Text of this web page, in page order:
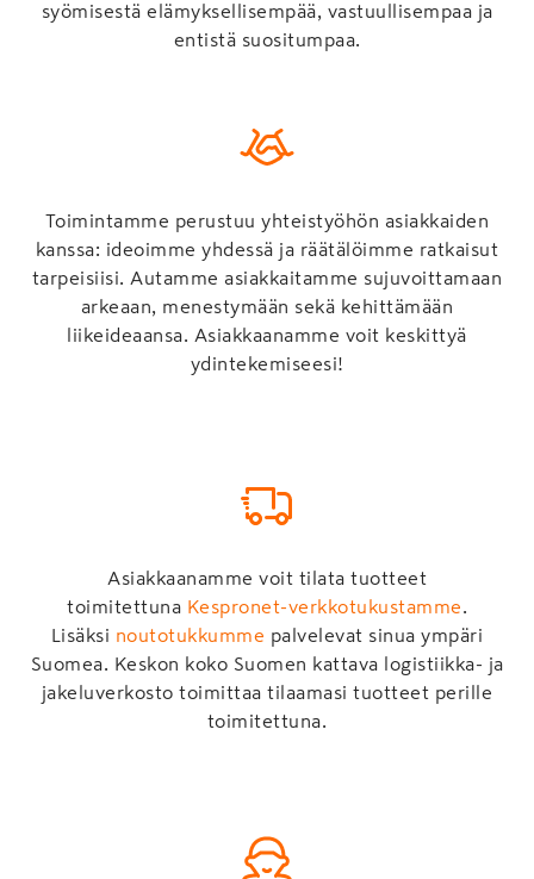
syömisestä elämyksellisempää, vastuullisempaa ja
entistä suositumpaa.
Toimintamme perustuu yhteistyöhön asiakkaiden
kanssa: ideoimme yhdessä ja räätälöimme ratkaisut
tarpeisiisi. Autamme asiakkaitamme sujuvoittamaan
arkeaan, menestymään sekä kehittämään
liikeideaansa. Asiakkaanamme voit keskittyä
ydintekemiseesi!
Asiakkaanamme voit tilata tuotteet
toimitettuna Kespronet-verkkotukustamme
Lisäksi noutotukkumme palvelevat sinua ympäri
Suomea. Keskon koko Suomen kattava logistiikka- ja
jakeluverkosto toimittaa tilaamasi tuotteet perille
toimitettuna.